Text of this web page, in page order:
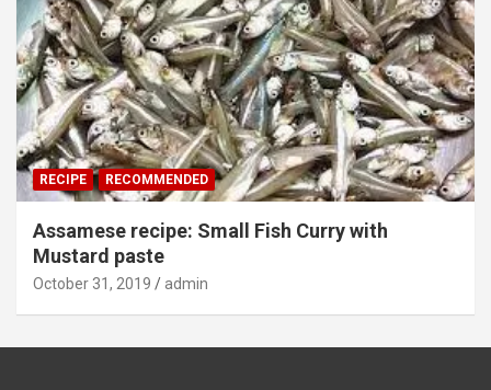
RECIPE RECOMMENDED
Assamese recipe: Small Fish Curry with
Mustard paste
October 31, 2019 admin